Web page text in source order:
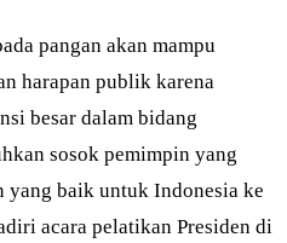
pangan akan mampu
harapan publik karena
besar dalam bidang
sosok pemimpin yang
baik untuk Indonesia ke
acara pelatikan Presiden di